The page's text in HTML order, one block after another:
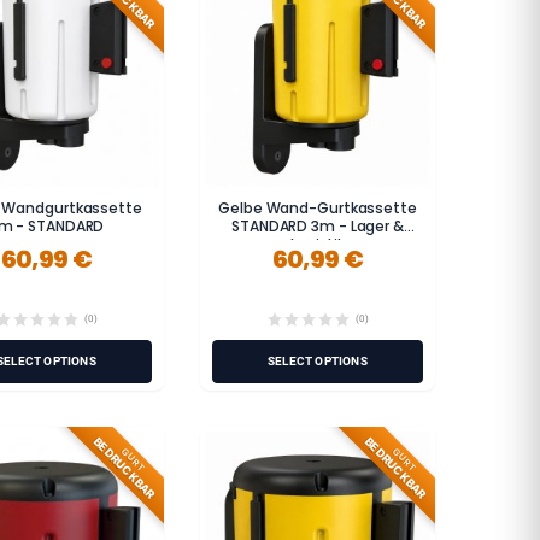
- STANDARD
60,99 €
(0)
OPTIONS
Gelbe Wand-Gurtkassette
STANDARD 3m - Lager &
Logistik
60,99 €
(0)
SELECT OPTIONS
GURT
BEDRUCKBAR GURT
BEDRUCKBAR